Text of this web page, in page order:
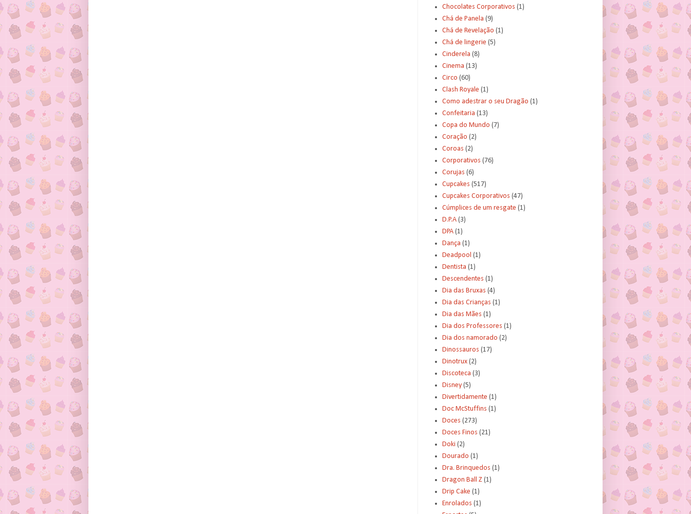
Chocolates Corporativos (1)
Chá de Panela (9)
Chá de Revelação (1)
Chá de lingerie (5)
Cinderela (8)
Cinema (13)
Circo (60)
Clash Royale (1)
Como adestrar o seu Dragão (1)
Confeitaria (13)
Copa do Mundo (7)
Coração (2)
Coroas (2)
Corporativos (76)
Corujas (6)
Cupcakes (517)
Cupcakes Corporativos (47)
Cúmplices de um resgate (1)
D.P.A (3)
DPA (1)
Dança (1)
Deadpool (1)
Dentista (1)
Descendentes (1)
Dia das Bruxas (4)
Dia das Crianças (1)
Dia das Mães (1)
Dia dos Professores (1)
Dia dos namorado (2)
Dinossauros (17)
Dinotrux (2)
Discoteca (3)
Disney (5)
Divertidamente (1)
Doc McStuffins (1)
Doces (273)
Doces Finos (21)
Doki (2)
Dourado (1)
Dra. Brinquedos (1)
Dragon Ball Z (1)
Drip Cake (1)
Enrolados (1)